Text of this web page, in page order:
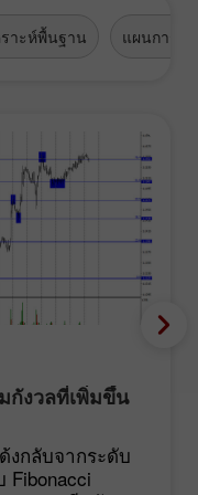
ราะห์พื้นฐาน แผนการซื้
กังวลที่เพิ่มขึ้น
งกลับจากระดับ
Fibonacci